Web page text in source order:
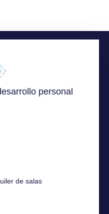
personal
de salas